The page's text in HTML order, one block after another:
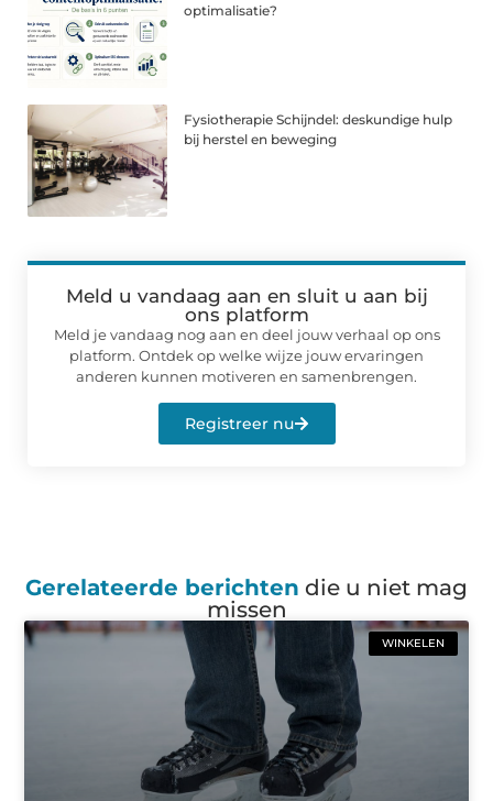
optimalisatie?
Fysiotherapie Schijndel: deskundige hulp
bij herstel en beweging
Meld u vandaag aan en sluit u aan bij
ons platform
Meld je vandaag nog aan en deel jouw verhaal op ons
platform. Ontdek op welke wijze jouw ervaringen
anderen kunnen motiveren en samenbrengen.
Registreer nu
Gerelateerde berichten die u niet mag
missen
WINKELEN